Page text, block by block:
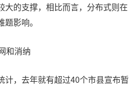
大的支撑，相比而言，分布式则在
影响。
和消纳
计，去年就有超过40个市县宣布暂